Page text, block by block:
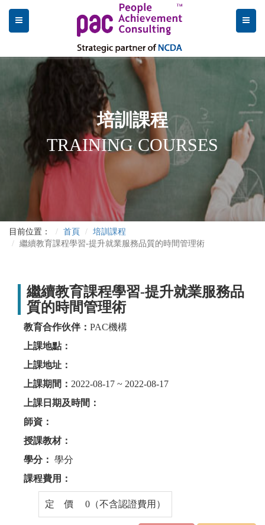
培訓課程
TRAINING COURSES
目前位置： 首頁
培訓課程
繼續教育課程學習-提升就業服務品質的時間管理術
繼續教育課程學習-提升就業服務品
質的時間管理術
教育合作伙伴： PAC機構
上課地點：
上課地址：
上課期間： 2022-08-17 ~ 2022-08-17
上課日期及時間：
師資：
授課教材：
學分： 學分
課程費用：
定 價 0（不含認證費用）